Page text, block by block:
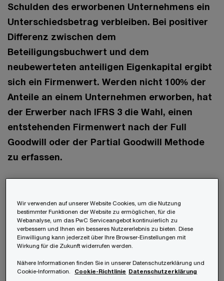
Schulden des erworbenen Unternehmens ein
Unterschiedsbetrag verbleiben. Bei positiver
Differenz zwischen dem
Beteiligungsbuchwert und dem
neubewerteten anteiligen Eigenkapital ergibt
sich ein Firmenwert. Werden nicht 100% der
Anteile an einem Unternehmen erworben, hat
der Erwerber nach IFRS 3 die Wahl, einen
entstehenden Firmenwert nach der Full
Goodwill oder der Partial Goodwill Methode
zu erfassen.
IFRS 3 nennt für die Bewertung der nicht
beherrschenden Anteile (non-controlling interest,
NCI) am erworbenen Unternehmen zwei
Möglichkeiten. Die erste ist die Full Goodwill
Methode nach IFRS 3.19 (a), welche besagt, dass
Wir verwenden auf unserer Website Cookies, um die Nutzung
bestimmter Funktionen der Website zu ermöglichen, für die
Webanalyse, um das PwC Serviceangebot kontinuierlich zu
verbessern und Ihnen ein besseres Nutzererlebnis zu bieten. Diese
Einwilligung kann jederzeit über Ihre Browser-Einstellungen mit
Wirkung für die Zukunft widerrufen werden.
Nähere Informationen finden Sie in unserer Datenschutzerklärung und
Cookie-Information.
Cookie-Richtlinie Datenschutzerklärung